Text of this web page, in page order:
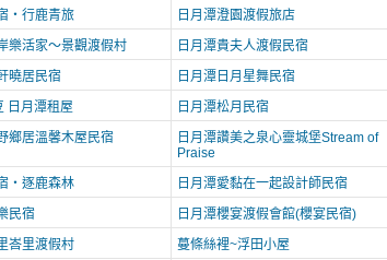
‧行鹿青旅
日月潭澄園渡假旅店
樂活家～景觀渡假村
日月潭貴夫人渡假民宿
曉居民宿
日月潭日月星舞民宿
日月潭租屋
日月潭松月民宿
鄉居溫馨木屋民宿
日月潭讚美之泉心靈城堡Stream of
Praise
‧逐鹿森林 日月潭愛黏在一起設計師民宿
民宿
日月潭櫻宴渡假會館(櫻宴民宿)
峇里渡假村
蔓條絲裡~浮田小屋